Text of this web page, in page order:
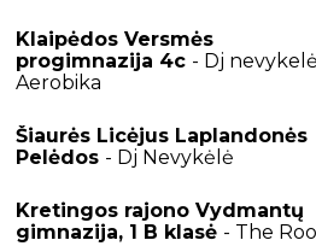
Klaipėdos Versmės
progimnazija 4c - Dj nevykelė
Aerobika
Šiaurės Licėjus Laplandonės
Pelėdos - Dj Nevykėlė
Kretingos rajono Vydmantų
gimnazija, 1 B klasė - The